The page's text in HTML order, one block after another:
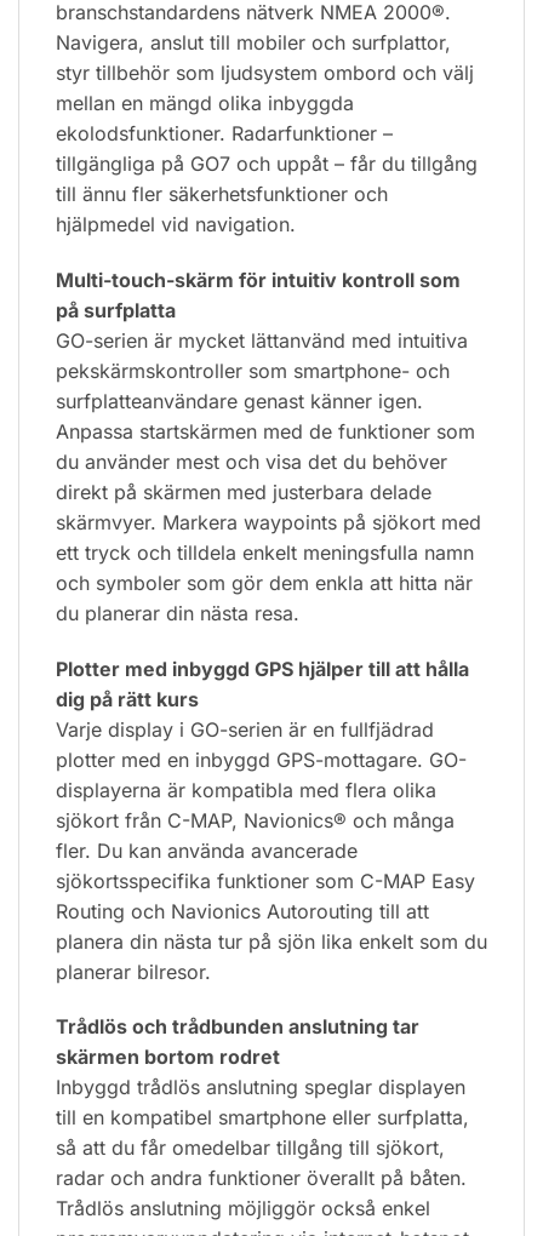
branschstandardens nätverk NMEA 2000®.
Navigera, anslut till mobiler och surfplattor,
styr tillbehör som ljudsystem ombord och välj
mellan en mängd olika inbyggda
ekolodsfunktioner. Radarfunktioner –
tillgängliga på GO7 och uppåt – får du tillgång
till ännu fler säkerhetsfunktioner och
hjälpmedel vid navigation.
Multi-touch-skärm för intuitiv kontroll som
på surfplatta
GO-serien är mycket lättanvänd med intuitiva
pekskärmskontroller som smartphone- och
surfplatteanvändare genast känner igen.
Anpassa startskärmen med de funktioner som
du använder mest och visa det du behöver
direkt på skärmen med justerbara delade
skärmvyer. Markera waypoints på sjökort med
ett tryck och tilldela enkelt meningsfulla namn
och symboler som gör dem enkla att hitta när
du planerar din nästa resa.
Plotter med inbyggd GPS hjälper till att hålla
dig på rätt kurs
Varje display i GO-serien är en fullfjädrad
plotter med en inbyggd GPS-mottagare. GO-
displayerna är kompatibla med flera olika
sjökort från C-MAP, Navionics® och många
fler. Du kan använda avancerade
sjökortsspecifika funktioner som C-MAP Easy
Routing och Navionics Autorouting till att
planera din nästa tur på sjön lika enkelt som du
planerar bilresor.
Trådlös och trådbunden anslutning tar
skärmen bortom rodret
Inbyggd trådlös anslutning speglar displayen
till en kompatibel smartphone eller surfplatta,
så att du får omedelbar tillgång till sjökort,
radar och andra funktioner överallt på båten.
Trådlös anslutning möjliggör också enkel